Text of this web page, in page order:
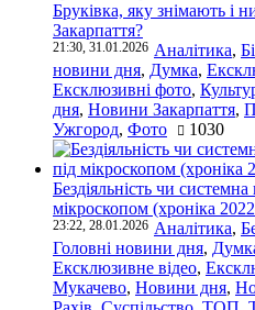
Бруківка, яку знімають і
Закарпаття?
21:30, 31.01.2026 Аналітика,
новини дня, Думка,
Ексклюзивні фото,
дня, Новини Закарпаття,
Ужгород, Фото 1030
Бездіяльність чи
мікроскопом (хроніка
23:22, 28.01.2026 Аналітика,
Головні новини дня,
Ексклюзивне відео,
Мукачево, Новини дня,